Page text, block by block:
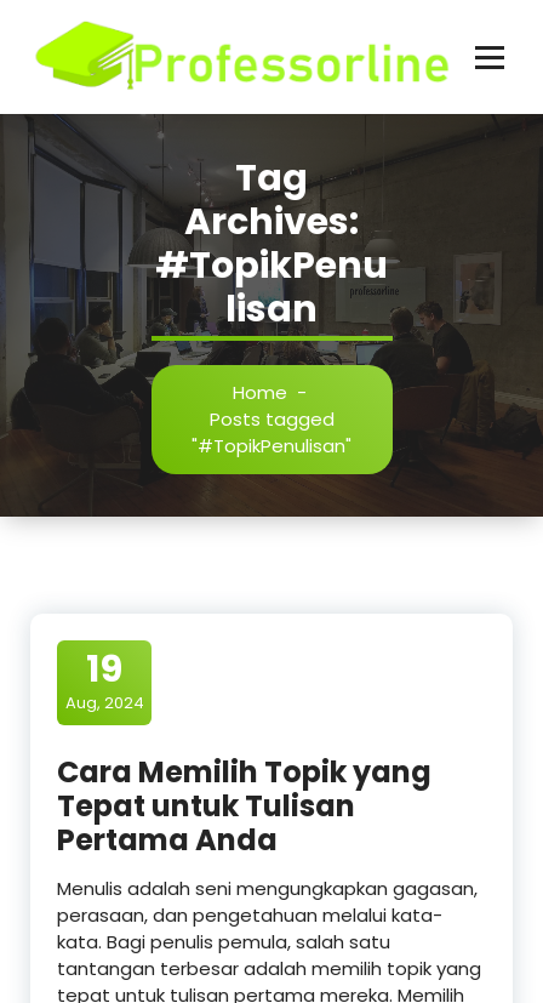
content
Tag
Archives:
#TopikPenu
lisan
Home -
Posts tagged
"#TopikPenulisan"
19
Aug, 2024
Cara Memilih Topik yang
Tepat untuk Tulisan
Pertama Anda
Menulis adalah seni mengungkapkan gagasan,
perasaan, dan pengetahuan melalui kata-
kata. Bagi penulis pemula, salah satu
tantangan terbesar adalah memilih topik yang
tepat untuk tulisan pertama mereka. Memilih